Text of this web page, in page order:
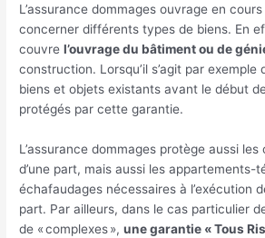
L’assurance dommages ouvrage en
concerner différents types de biens. En
couvrel’ouvrage du bâtiment ou de
construction. Lorsqu’il s’agit par exemple
biens et objets existants avant le début
protégés par cette garantie.
L’assurance dommages protège aussi
d’une part, mais aussi les appartements-
échafaudages nécessaires à l’exécution
part. Par ailleurs, dans le cas particulier
de « complexes »,une garantie « Tous